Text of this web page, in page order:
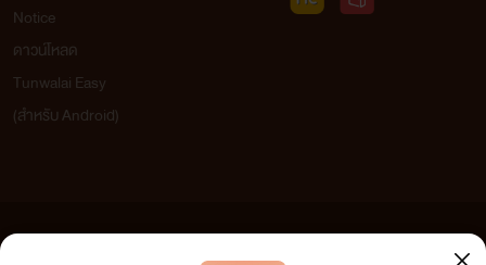
Notice
ดาวน์โหลด
Tunwalai Easy
(สำหรับ Android)